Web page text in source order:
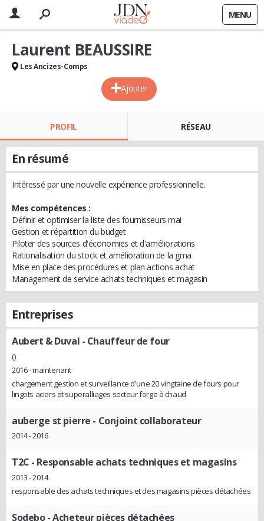
MENU
Ajouter
Laurent BEAUSSIRE
Les Ancizes-Comps
PROFIL RÉSEAU
En résumé
Intéressé par une nouvelle expérience professionnelle.
Mes compétences :
Définir et optimiser la liste des fournisseurs mai
Gestion et répartition du budget
Piloter des sources d'économies et d'améliorations
Rationalisation du stock et amélioration de la gma
Mise en place des procédures et plan actions achat
Management de service achats techniques et magasin
Entreprises
Aubert & Duval - Chauffeur de four
()
2016 - maintenant
chargement gestion et surveillance d'une 20 vingtaine de fours pour
lingots aciers et superalliages secteur forge à chaud
auberge st pierre - Conjoint collaborateur
2014 - 2016
T2C - Responsable achats techniques et magasins
2013 - 2014
responsable des achats techniques et des magasins pièces détachées
Sodebo- Acheteur pièces détachées